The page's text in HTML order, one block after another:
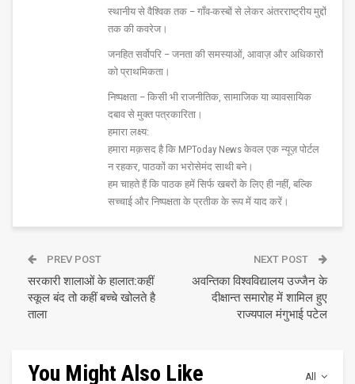
स्थानीय से वैश्विक तक – गाँव-कस्बों से लेकर अंतरराष्ट्रीय मुद्दों
तक की कवरेज।
जनहित सर्वोपरि – जनता की समस्याओं, आवाज़ और अधिकारों
को प्राथमिकता।
निष्पक्षता – किसी भी राजनीतिक, सामाजिक या व्यावसायिक
दबाव से मुक्त पत्रकारिता।
हमारा लक्ष्य:
हमारा मक़सद है कि MPToday News केवल एक न्यूज़ पोर्टल
न रहकर, पाठकों का भरोसेमंद साथी बने।
हम चाहते हैं कि पाठक हमें सिर्फ खबरों के लिए ही नहीं, बल्कि
सच्चाई और निष्पक्षता के प्रतीक के रूप में याद करें।
PREV POST
सरकारी शालाओं के हालात:कहीं
स्कूल बंद तो कहीं बच्चे खोलते है
ताला
NEXT POST
अवन्तिका विश्वविद्यालय उज्जैन के
दीक्षान्त समारोह में शामिल हुए
राज्यपाल मंगुभाई पटेल
All
You Might Also Like